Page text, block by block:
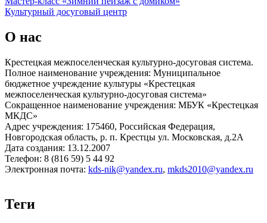
Культурный досуговый центр
О нас
Крестецкая межпоселенческая культурно-досуговая система.
Полное наименование учреждения: Муниципальное
бюджетное учреждение культуры «Крестецкая
межпоселенческая культурно-досуговая система»
Сокращенное наименование учреждения: МБУК «Крестецкая
МКДС»
Адрес учреждения: 175460, Российская Федерация,
Новгородская область, р. п. Крестцы ул. Московская, д.2А
Дата создания: 13.12.2007
Телефон: 8 (816 59) 5 44 92
Электронная почта: kds-nik@yandex.ru, mkds2010@yandex.ru
Теги